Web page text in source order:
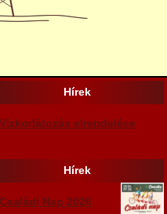
Hírek
Vízkorlátozás elrendelése
Hírek
Családi Nap 2026